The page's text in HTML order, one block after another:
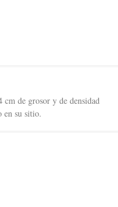
de grosor y de densidad
en su sitio.